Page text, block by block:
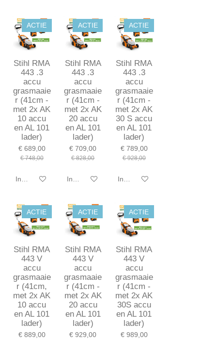
ACTIE
Stihl RMA
443 .3
accu
grasmaaie
r (41cm -
met 2x AK
10 accu
en AL 101
lader)
€ 689,00
€ 748,00
In winkelwagen
ACTIE
Stihl RMA
443 .3
accu
grasmaaie
r (41cm -
met 2x AK
20 accu
en AL 101
lader)
€ 709,00
€ 828,00
In winkelwagen
ACTIE
Stihl RMA
443 .3
accu
grasmaaie
r (41cm -
met 2x AK
30 S accu
en AL 101
lader)
€ 789,00
€ 928,00
In winkelwagen
ACTIE
Stihl RMA
443 V
accu
grasmaaie
r (41cm,
met 2x AK
10 accu
en AL 101
lader)
€ 889,00
ACTIE
Stihl RMA
443 V
accu
grasmaaie
r (41cm -
met 2x AK
20 accu
en AL 101
lader)
€ 929,00
ACTIE
Stihl RMA
443 V
accu
grasmaaie
r (41cm -
met 2x AK
30S accu
en AL 101
lader)
€ 989,00